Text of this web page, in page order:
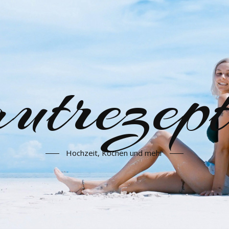
Hochzeit, Kochen und mehr